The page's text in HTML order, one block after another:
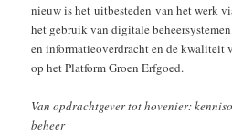
nieuw is het uitbesteden van het werk
het gebruik van digitale
en informatieoverdracht en de kwaliteit
op het Platform Groen Erfgoed.
Van opdrachtgever tot hovenier:
beheer